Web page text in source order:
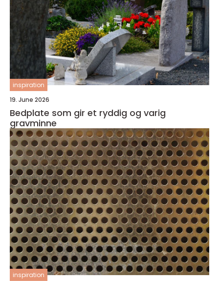
inspiration
19. June 2026
Bedplate som gir et ryddig og varig
gravminne
inspiration